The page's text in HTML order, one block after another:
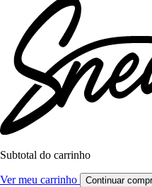
Subtotal do carrinho
Ver meu carrinho Continuar